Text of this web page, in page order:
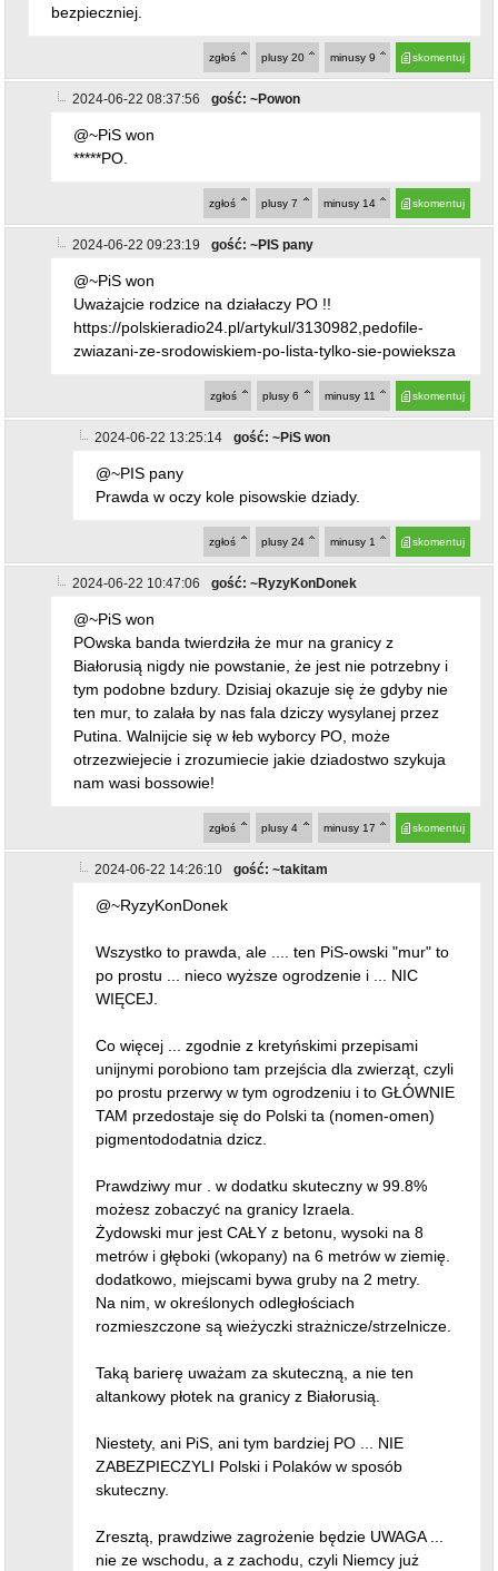
bezpieczniej.
skomentuj
minusy 9
plusy 20
zgłoś
2024-06-22 08:37:56 gość: ~Powon
@~PiS won
*****PO.
skomentuj
minusy 14
plusy 7
zgłoś
2024-06-22 09:23:19 gość: ~PIS pany
@~PiS won
Uważajcie rodzice na działaczy PO !!
https://polskieradio24.pl/artykul/3130982,pedofile-
zwiazani-ze-srodowiskiem-po-lista-tylko-sie-powieksza
skomentuj
minusy 11
plusy 6
zgłoś
2024-06-22 13:25:14 gość: ~PiS won
@~PIS pany
Prawda w oczy kole pisowskie dziady.
skomentuj
minusy 1
plusy 24
zgłoś
2024-06-22 10:47:06 gość: ~RyzyKonDonek
@~PiS won
POwska banda twierdziła że mur na granicy z
Białorusią nigdy nie powstanie, że jest nie potrzebny i
tym podobne bzdury. Dzisiaj okazuje się że gdyby nie
ten mur, to zalała by nas fala dziczy wysylanej przez
Putina. Walnijcie się w łeb wyborcy PO, może
otrzezwiejecie i zrozumiecie jakie dziadostwo szykuja
nam wasi bossowie!
skomentuj
minusy 17
plusy 4
zgłoś
2024-06-22 14:26:10 gość: ~takitam
@~RyzyKonDonek
Wszystko to prawda, ale .... ten PiS-owski "mur" to
po prostu ... nieco wyższe ogrodzenie i ... NIC
WIĘCEJ.
Co więcej ... zgodnie z kretyńskimi przepisami
unijnymi porobiono tam przejścia dla zwierząt, czyli
po prostu przerwy w tym ogrodzeniu i to GŁÓWNIE
TAM przedostaje się do Polski ta (nomen-omen)
pigmentododatnia dzicz.
Prawdziwy mur . w dodatku skuteczny w 99.8%
możesz zobaczyć na granicy Izraela.
Żydowski mur jest CAŁY z betonu, wysoki na 8
metrów i głęboki (wkopany) na 6 metrów w ziemię.
dodatkowo, miejscami bywa gruby na 2 metry.
Na nim, w określonych odległościach
rozmieszczone są wieżyczki strażnicze/strzelnicze.
Taką barierę uważam za skuteczną, a nie ten
altankowy płotek na granicy z Białorusią.
Niestety, ani PiS, ani tym bardziej PO ... NIE
ZABEZPIECZYLI Polski i Polaków w sposób
skuteczny.
Zresztą, prawdziwe zagrożenie będzie UWAGA ...
nie ze wschodu, a z zachodu, czyli Niemcy już